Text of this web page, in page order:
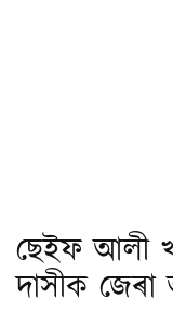
ছেইফ আলী
দাসীক